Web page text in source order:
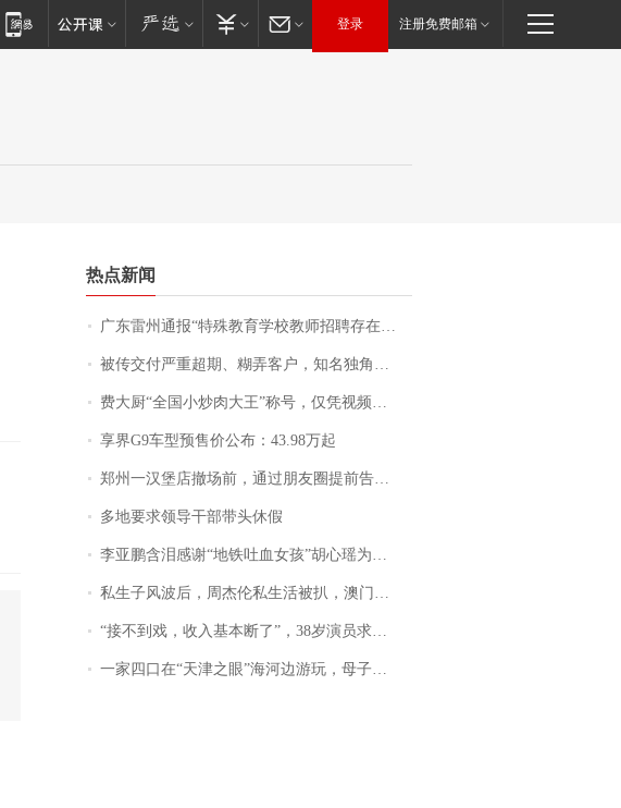
登录 注册免费邮箱
热点新闻
广东雷州通报“特殊教育学校教师招聘存在违规行为”：已启动问责程序 副校长被停职
被传交付严重超期、糊弄客户，知名独角兽车企创始人回应：都没证据，将依法采取措施，“本人长期与美国交管局保持沟通，对方表示肯定”
费大厨“全国小炒肉大王”称号，仅凭视频评出？中国烹饪协会回应
享界G9车型预售价公布：43.98万起
郑州一汉堡店撤场前，通过朋友圈提前告知逐一退费，有顾客仅剩1元也全被退回，分文不少；顾客：言而有信，让人感动
多地要求领导干部带头休假
李亚鹏含泪感谢“地铁吐血女孩”胡心瑶为嫣然天使捐99999元：这份捐赠太沉重，尊重其捐赠意愿，个人向胡心瑶和她的病友之家各捐赠99999元
私生子风波后，周杰伦私生活被扒，澳门输10亿传闻早已经水落石出
“接不到戏，收入基本断了”，38岁演员求职景区NPC：工作量断崖式下跌，留给我试错的时间不多了
一家四口在“天津之眼”海河边游玩，母子俩不幸溺亡